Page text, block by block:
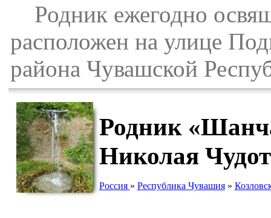
Родник ежегодно
расположен на улице
района Чувашской
Родник
Николая
Россия » Республика Чувашия»